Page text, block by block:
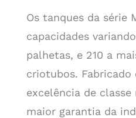
Os tanques da série
capacidades
palhetas, e 210 a
criotubos. Fabricado
excelência de
maior garantia da